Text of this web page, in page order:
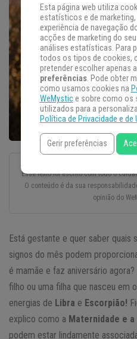
Esse texto foi escrito com todo o
O conteúdo é da sua
opinião do
Está gestante e quer saber quais
signos do mês podem
é mamãe e faz aniversário
filho ou uma filha que nasceu em
energias de Libra e Escorpião!
explico como a Maternidade e
podem estar lindamente
Esta página web utiliza
estatísticos e de marketing,
experiência de navegação
acções de marketing do
análises estatísticas. Para
todos os tipos de cookies,
pretender escolher apenas
preferências. Pode obter
como usamos cookies na
WeMystice sobre como os
utilizados para a
Política de Privacidade e de
Gerir preferências